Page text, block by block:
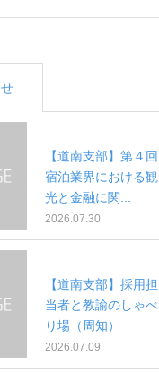
【道南支部】第４回
宿泊業界における観
光と金融に関...
2026.07.30
【道南支部】採用担
当者と教諭のしゃべ
り場（周知）
2026.07.09